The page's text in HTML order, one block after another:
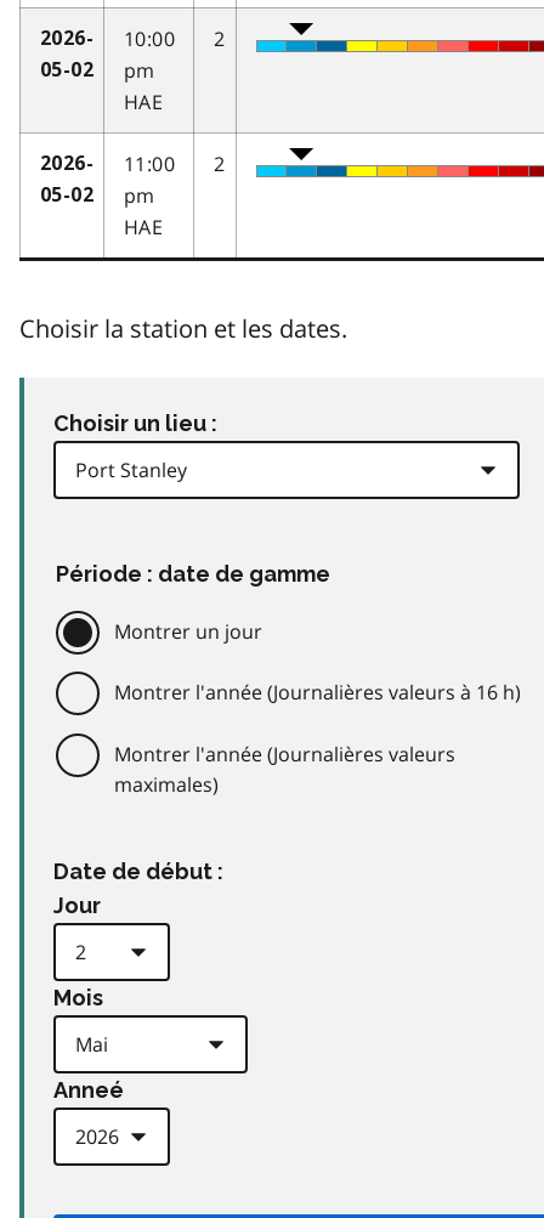
2026-
05-02
10:00
pm
HAE
2
2026-
05-02
11:00
pm
HAE
2
Choisir la station et les dates.
Choisir un lieu :
Période : date de gamme
Montrer un jour
Montrer l'année (Journalières valeurs à 16 h)
Montrer l'année (Journalières valeurs
maximales)
Date de début :
Jour
Mois
Anneé